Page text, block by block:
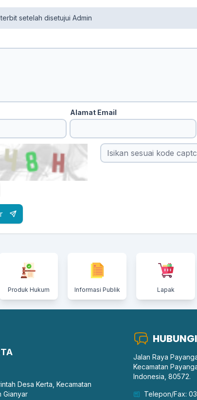
setelah disetujui Admin
Alamat Email
Produk Hukum Informasi Publik Lapak
Desa Kerta, Kecamatan
Gianyar
Jalan Raya
Kecamatan
Indonesia, 80572.
Telepon/Fax: